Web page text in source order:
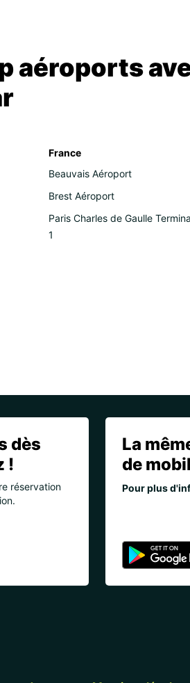
aéroports
France
Beauvais Aéroport
Brest Aéroport
Paris Charles de Gaulle
1
dès
!
réservation
La
de
Pour plus